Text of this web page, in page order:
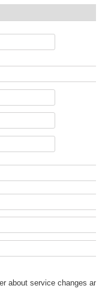
about service changes